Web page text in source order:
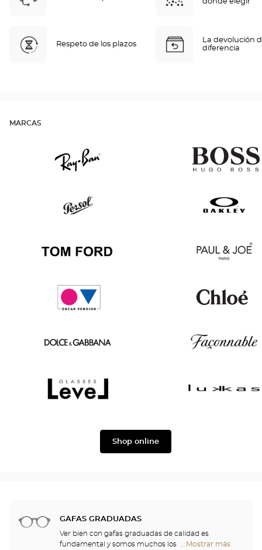
Respeto de los plazos
La devolución
diferencia
MARCAS
Shop online
GAFAS GRADUADAS
Ver bien con gafas graduadas de calidad es
fundamental y somos muchos los que...Mostrar más
tiendas